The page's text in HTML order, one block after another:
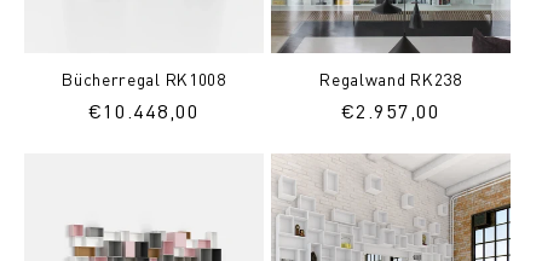
Bücherregal RK1008
Normaler
€10.448,00
Regalwand RK238
Normaler
€2.957,00